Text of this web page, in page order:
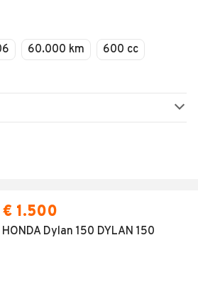
60.000 km
600 cc
€ 1.500
HONDA Dylan 150 DYLAN 150